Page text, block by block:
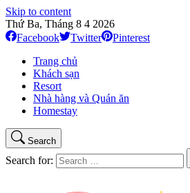
Skip to content
Thứ Ba, Tháng 8 4 2026
Facebook
Twitter
Pinterest
Trang chủ
Khách sạn
Resort
Nhà hàng và Quán ăn
Homestay
Search
Search for: